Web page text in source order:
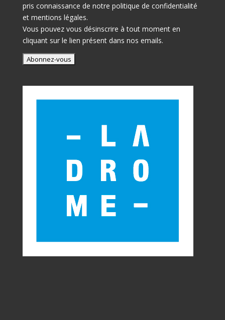
pris connaissance de notre politique de confidentialité
et mentions légales.
Vous pouvez vous désinscrire à tout moment en
cliquant sur le lien présent dans nos emails.